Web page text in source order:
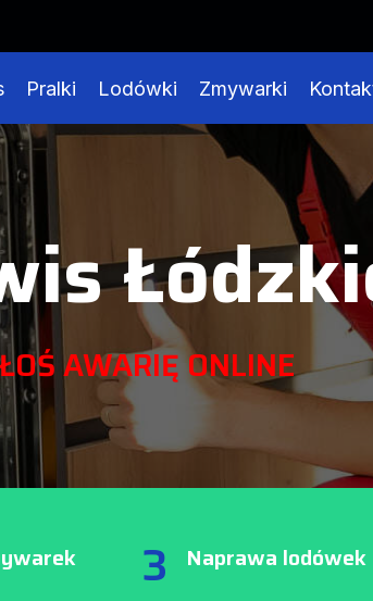
Pralki Lodówki Zmywarki
AWARIĘ ONLINE
3 Naprawa lodówek